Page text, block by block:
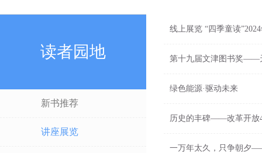
读者园地
新书推荐
讲座展览
线上展览 “四季童读
第十九届文津图书奖——
绿色能源·驱动未来
历史的丰碑——改革开放
一万年太久，只争朝夕